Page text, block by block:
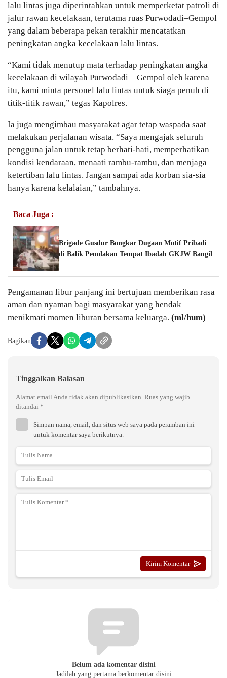
lalu lintas juga diperintahkan untuk memperketat patroli di
jalur rawan kecelakaan, terutama ruas Purwodadi–Gempol
yang dalam beberapa pekan terakhir mencatatkan
peningkatan angka kecelakaan lalu lintas.
“Kami tidak menutup mata terhadap peningkatan angka
kecelakaan di wilayah Purwodadi – Gempol oleh karena
itu, kami minta personel lalu lintas untuk siaga penuh di
titik-titik rawan,” tegas Kapolres.
Ia juga mengimbau masyarakat agar tetap waspada saat
melakukan perjalanan wisata. “Saya mengajak seluruh
pengguna jalan untuk tetap berhati-hati, memperhatikan
kondisi kendaraan, menaati rambu-rambu, dan menjaga
ketertiban lalu lintas. Jangan sampai ada korban sia-sia
hanya karena kelalaian,” tambahnya.
Baca Juga :
Brigade Gusdur Bongkar Dugaan Motif Pribadi
di Balik Penolakan Tempat Ibadah GKJW Bangil
Pengamanan libur panjang ini bertujuan memberikan rasa
aman dan nyaman bagi masyarakat yang hendak
menikmati momen liburan bersama keluarga. (ml/hum)
Bagikan
Tinggalkan Balasan
Alamat email Anda tidak akan dipublikasikan. Ruas yang wajib
ditandai *
Simpan nama, email, dan situs web saya pada peramban ini
untuk komentar saya berikutnya.
Belum ada komentar disini
Jadilah yang pertama berkomentar disini